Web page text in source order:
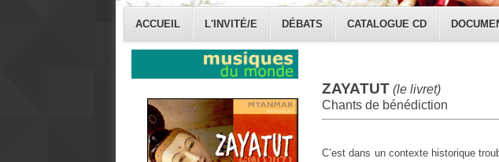
ACCUEIL L'INVITÉ/E DÉBATS CATALOGUE CD
ZAYATUT (le livret)
Chants de bénédiction
C’est dans un contexte historique